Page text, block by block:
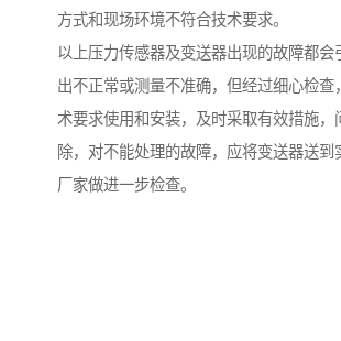
方式和现场环境不符合技术要求。
以上压力传感器及变送器出现的故障都会
出不正常或测量不准确，但经过细心检查
术要求使用和安装，及时采取有效措施，
除，对不能处理的故障，应将变送器送到
厂家做进一步检查。